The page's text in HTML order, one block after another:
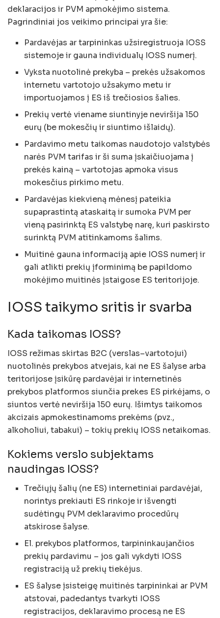
deklaracijos ir PVM apmokėjimo sistema.
Pagrindiniai jos veikimo principai yra šie:
Pardavėjas ar tarpininkas užsiregistruoja IOSS
sistemoje ir gauna individualų IOSS numerį.
Vyksta nuotolinė prekyba – prekės užsakomos
internetu vartotojo užsakymo metu ir
importuojamos į ES iš trečiosios šalies.
Prekių vertė viename siuntinyje neviršija 150
eurų (be mokesčių ir siuntimo išlaidų).
Pardavimo metu taikomas naudotojo valstybės
narės PVM tarifas ir ši suma įskaičiuojama į
prekės kainą – vartotojas apmoka visus
mokesčius pirkimo metu.
Pardavėjas kiekvieną mėnesį pateikia
supaprastintą ataskaitą ir sumoka PVM per
vieną pasirinktą ES valstybę narę, kuri paskirsto
surinktą PVM atitinkamoms šalims.
Muitinė gauna informaciją apie IOSS numerį ir
gali atlikti prekių įforminimą be papildomo
mokėjimo muitinės įstaigose ES teritorijoje.
IOSS taikymo sritis ir svarba
Kada taikomas IOSS?
IOSS režimas skirtas B2C (verslas–vartotojui)
nuotolinės prekybos atvejais, kai ne ES šalyse arba
teritorijose įsikūrę pardavėjai ir internetinės
prekybos platformos siunčia prekes ES pirkėjams, o
siuntos vertė neviršija 150 eurų. Išimtys taikomos
akcizais apmokestinamoms prekėms (pvz.,
alkoholiui, tabakui) – tokių prekių IOSS netaikomas.
Kokiems verslo subjektams
naudingas IOSS?
Trečiųjų šalių (ne ES) internetiniai pardavėjai,
norintys prekiauti ES rinkoje ir išvengti
sudėtingų PVM deklaravimo procedūrų
atskirose šalyse.
El. prekybos platformos, tarpininkaujančios
prekių pardavimu – jos gali vykdyti IOSS
registraciją už prekių tiekėjus.
ES šalyse įsisteigę muitinės tarpininkai ar PVM
atstovai, padedantys tvarkyti IOSS
registracijos, deklaravimo procesą ne ES